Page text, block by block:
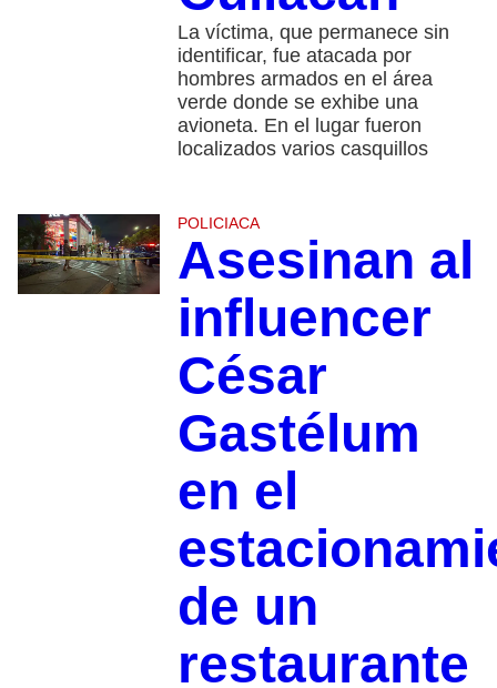
La víctima, que permanece sin
identificar, fue atacada por
hombres armados en el área
verde donde se exhibe una
avioneta. En el lugar fueron
localizados varios casquillos
POLICIACA
Asesinan al
influencer
César
Gastélum
en el
de un
restaurante